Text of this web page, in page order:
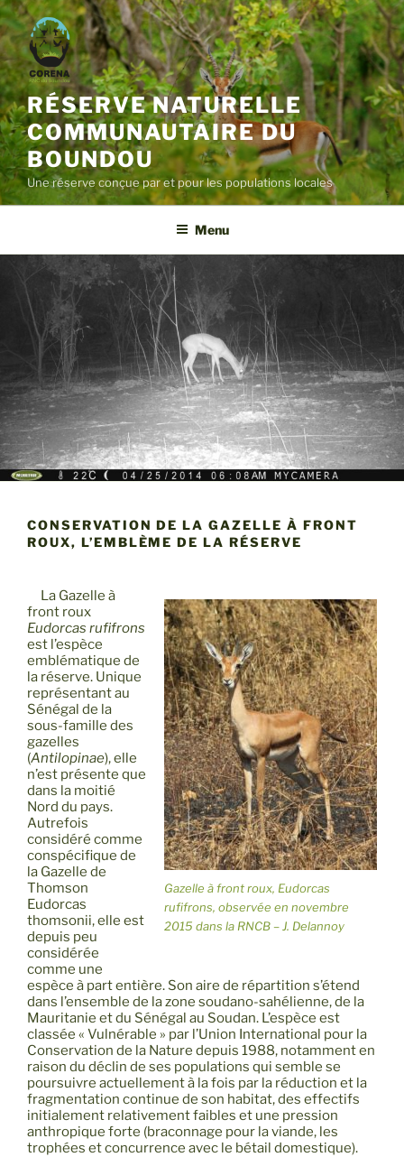
Aller
au
contenu
principal
RÉSERVE NATURELLE
COMMUNAUTAIRE DU
BOUNDOU
Une réserve conçue par et pour les populations locales
Menu
CONSERVATION DE LA GAZELLE À FRONT
ROUX, L’EMBLÈME DE LA RÉSERVE
Gazelle à front roux, Eudorcas
rufifrons, observée en novembre
2015 dans la RNCB – J. Delannoy
La Gazelle à
front roux
Eudorcas rufifrons
est l’espèce
emblématique de
la réserve. Unique
représentant au
Sénégal de la
sous-famille des
gazelles
(Antilopinae), elle
n’est présente que
dans la moitié
Nord du pays.
Autrefois
considéré comme
conspécifique de
la Gazelle de
Thomson
Eudorcas
thomsonii, elle est
depuis peu
considérée
comme une
espèce à part entière. Son aire de répartition s’étend
dans l’ensemble de la zone soudano-sahélienne, de la
Mauritanie et du Sénégal au Soudan. L’espèce est
classée « Vulnérable » par l’Union International pour la
Conservation de la Nature depuis 1988, notamment en
raison du déclin de ses populations qui semble se
poursuivre actuellement à la fois par la réduction et la
fragmentation continue de son habitat, des effectifs
initialement relativement faibles et une pression
anthropique forte (braconnage pour la viande, les
trophées et concurrence avec le bétail domestique).